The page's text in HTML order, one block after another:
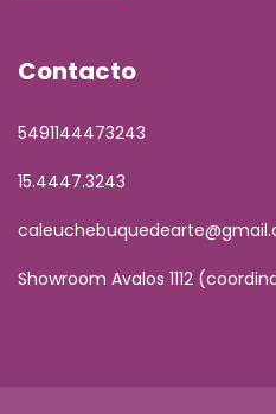
Contacto
5491144473243
15.4447.3243
Showroom Avalos 1112